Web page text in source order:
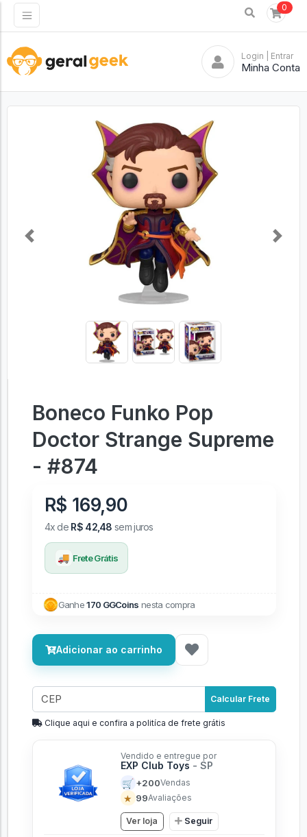
0
Login | Entrar
Minha Conta
Previous Next
Boneco Funko Pop
Doctor Strange Supreme
- #874
R$ 169,90
4x de R$ 42,48 sem juros
🚚 Frete Grátis
Ganhe170 GGCoins nesta compra
Adicionar ao carrinho
Calcular Frete
Clique aqui e confira a politíca de frete grátis
Vendido e entregue por
EXP Club Toys - SP
🛒 +200Vendas
★ 99Avaliações
Ver loja Seguir